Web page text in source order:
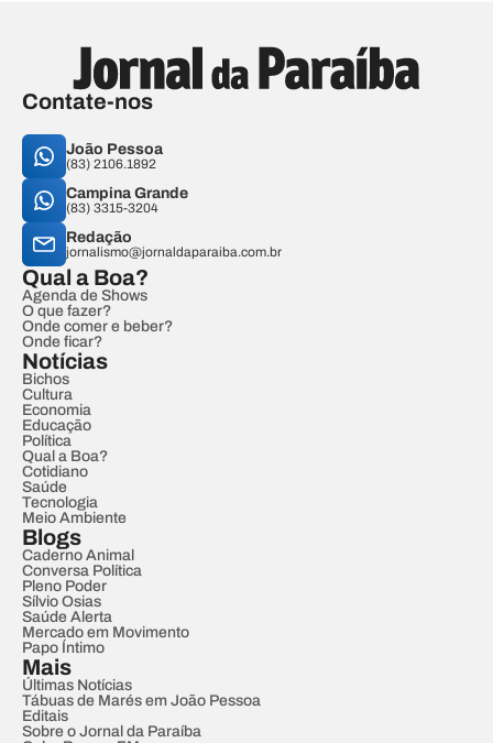
Contate-nos
João Pessoa
(83) 2106.1892
Campina Grande
(83) 3315-3204
Redação
jornalismo@jornaldaparaiba.com.br
Qual a Boa?
Agenda de Shows
O que fazer?
Onde comer e beber?
Onde ficar?
Notícias
Bichos
Cultura
Economia
Educação
Política
Qual a Boa?
Cotidiano
Saúde
Tecnologia
Meio Ambiente
Blogs
Caderno Animal
Conversa Política
Pleno Poder
Sílvio Osias
Saúde Alerta
Mercado em Movimento
Papo Íntimo
Mais
Últimas Notícias
Tábuas de Marés em João Pessoa
Editais
Sobre o Jornal da Paraíba